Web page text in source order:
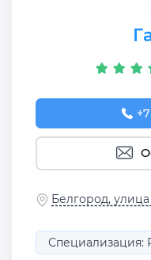
Белгород,
Специализация: